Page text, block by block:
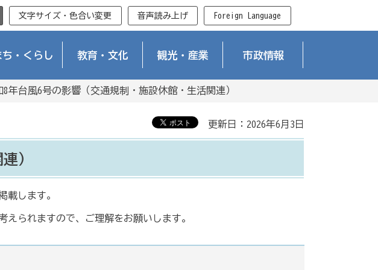
文字サイズ・色合い変更 音声読み上げ Foreign Language
ち・くらし 教育・文化 観光・産業 市政情報
年台風6号の影響（交通規制・施設休館・生活関連）
更新日：2026年6月3日
）
載します。
られますので、ご理解をお願いします。